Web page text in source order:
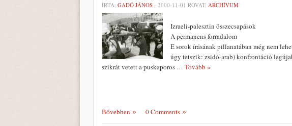
ÍRTA: GADÓ JÁNOS - 2000-11-01 ROVAT: ARCHÍVUM
Izraeli-palesztin összecsapások
A permanens forradalom
E sorok írásának pillanatában még nem
úgy tetszik: zsidó-arab) konfrontáció
szikrát vetett a puskaporos … Tovább »
Bővebben 0 Comments